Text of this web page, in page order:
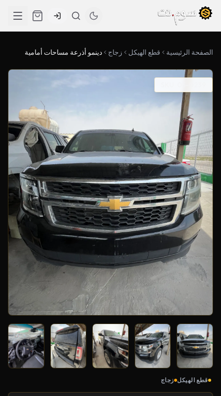
الصفحة الرئيسية قطع الهيكل زجاج دينمو أذرعة مساحات أمامية
قطع الهيكل زجاج